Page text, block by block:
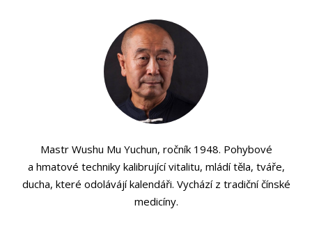
Mastr Wushu Mu Yuchun, ročník 1948. Pohybové
a hmatové techniky kalibrující vitalitu, mládí těla, tváře,
ducha, které odolávájí kalendáři. Vychází z tradiční čínské
medicíny.